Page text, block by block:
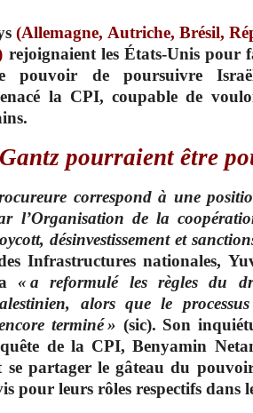
(Allemagne, Autriche, Brésil,
rejoignaient les États-Unis pour
pouvoir de poursuivre
la CPI, coupable de
pourraient être
correspond à une
l’Organisation de la
désinvestissement et
Infrastructures nationales,
« a reformulé les règles du
alors que le
terminé » (sic). Son
de la CPI, Benyamin
se partager le gâteau du
pour leurs rôles respectifs dans